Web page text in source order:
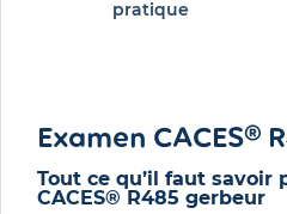
pratique
Examen CACES®
Tout ce qu’il faut savoir
CACES® R485 gerbeur